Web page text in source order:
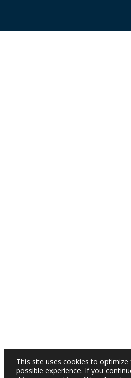
This site uses cookies to
possible experience. If you